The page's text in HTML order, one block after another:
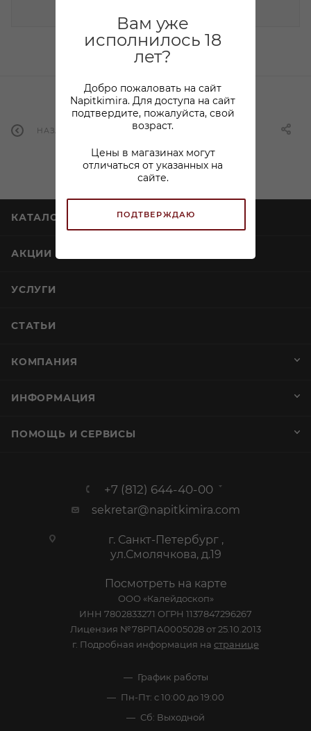
Вам уже
исполнилось 18
лет?
Добро пожаловать на сайт
Napitkimira. Для доступа на сайт
подтвердите, пожалуйста, свой
возраст.
Цены в магазинах могут
отличаться от указанных на
сайте.
ПОДТВЕРЖДАЮ
НАЗАД К СПИСКУ
КАТАЛОГ
АКЦИИ
УСЛУГИ
СТАТЬИ
КОМПАНИЯ
ИНФОРМАЦИЯ
ПОМОЩЬ И СЕРВИСЫ
+7 (812) 644-40-00
sekretar@napitkimira.com
г. Санкт-Петербург ,
ул.Смолячкова, д.19
Посмотреть на карте
ООО «Калейдоскоп»
ИНН 7802833271 ОГРН 1137847296267
Лицензия №78РПА0005028 от 25.10.2013
г. Подробная информация на странице
График работы
Пн-Пт: с 10:00 до 19:00
Сб: Выходной